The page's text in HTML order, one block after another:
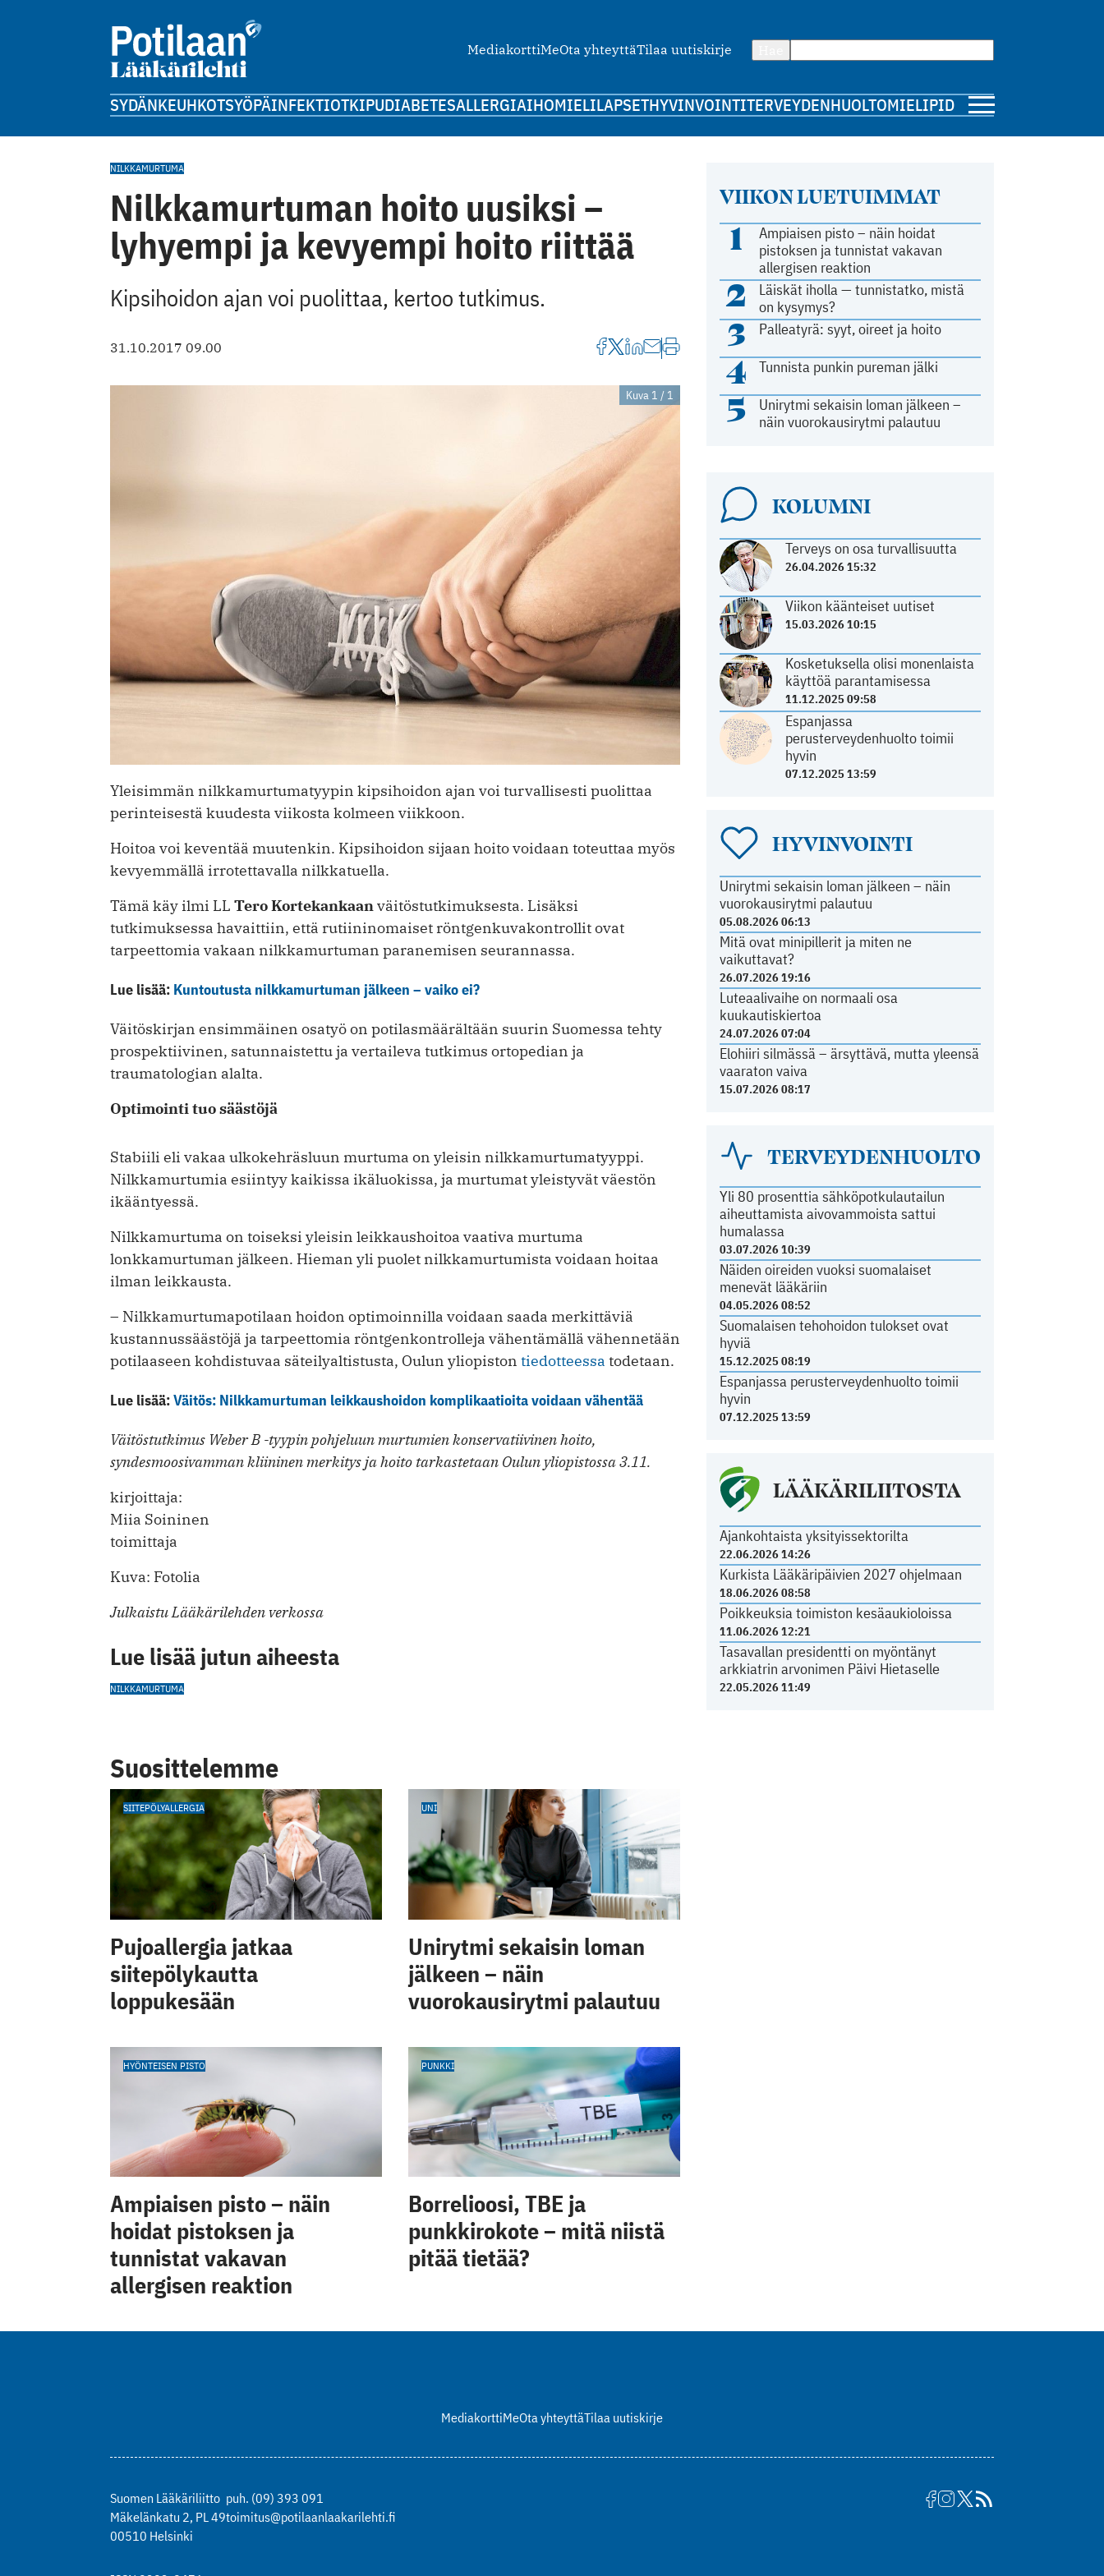
MediakorttiMeOta yhteyttäTilaa uutiskirje
SYDÄNKEUHKOTSYÖPÄINFEKTIOTKIPUDIABETESALLERGIAIHOMIELILAPSETHYVINVOINTITERVEYDENHUOLTOMIELIPIDE
VIIKON LUETUIMMAT
1
Ampiaisen pisto – näin hoidat
pistoksen ja tunnistat vakavan
allergisen reaktion
2
Läiskät iholla — tunnistatko, mistä
on kysymys?
3 Palleatyrä: syyt, oireet ja hoito
4 Tunnista punkin pureman jälki
5
Unirytmi sekaisin loman jälkeen –
näin vuorokausirytmi palautuu
KOLUMNI
Terveys on osa turvallisuutta
26.04.2026 15:32
Viikon käänteiset uutiset
15.03.2026 10:15
Kosketuksella olisi monenlaista
käyttöä parantamisessa
11.12.2025 09:58
Espanjassa
perusterveydenhuolto toimii
hyvin
07.12.2025 13:59
HYVINVOINTI
Unirytmi sekaisin loman jälkeen – näin
vuorokausirytmi palautuu
05.08.2026 06:13
Mitä ovat minipillerit ja miten ne
vaikuttavat?
26.07.2026 19:16
Luteaalivaihe on normaali osa
kuukautiskiertoa
24.07.2026 07:04
Elohiiri silmässä – ärsyttävä, mutta yleensä
vaaraton vaiva
15.07.2026 08:17
TERVEYDENHUOLTO
Yli 80 prosenttia sähköpotkulautailun
aiheuttamista aivovammoista sattui
humalassa
03.07.2026 10:39
Näiden oireiden vuoksi suomalaiset
menevät lääkäriin
04.05.2026 08:52
Suomalaisen tehohoidon tulokset ovat
hyviä
15.12.2025 08:19
Espanjassa perusterveydenhuolto toimii
hyvin
07.12.2025 13:59
LÄÄKÄRILIITOSTA
Ajankohtaista yksityissektorilta
22.06.2026 14:26
Kurkista Lääkäripäivien 2027 ohjelmaan
18.06.2026 08:58
Poikkeuksia toimiston kesäaukioloissa
11.06.2026 12:21
Tasavallan presidentti on myöntänyt
arkkiatrin arvonimen Päivi Hietaselle
22.05.2026 11:49
NILKKAMURTUMA
Nilkkamurtuman hoito uusiksi –
lyhyempi ja kevyempi hoito riittää
Kipsihoidon ajan voi puolittaa, kertoo tutkimus.
31.10.2017 09.00
Kuva 1 / 1
Yleisimmän nilkkamurtumatyypin kipsihoidon ajan voi turvallisesti puolittaa
perinteisestä kuudesta viikosta kolmeen viikkoon.
Hoitoa voi keventää muutenkin. Kipsihoidon sijaan hoito voidaan toteuttaa myös
kevyemmällä irrotettavalla nilkkatuella.
Tämä käy ilmi LL Tero Kortekankaanväitöstutkimuksesta. Lisäksi
tutkimuksessa havaittiin, että rutiininomaiset röntgenkuvakontrollit ovat
tarpeettomia vakaan nilkkamurtuman paranemisen seurannassa.
Lue lisää: Kuntoutusta nilkkamurtuman jälkeen – vaiko ei?
Väitöskirjan ensimmäinen osatyö on potilasmäärältään suurin Suomessa tehty
prospektiivinen, satunnaistettu ja vertaileva tutkimus ortopedian ja
traumatologian alalta.
Optimointi tuo säästöjä
Stabiili eli vakaa ulkokehräsluun murtuma on yleisin nilkkamurtumatyyppi.
Nilkkamurtumia esiintyy kaikissa ikäluokissa, ja murtumat yleistyvät väestön
ikääntyessä.
Nilkkamurtuma on toiseksi yleisin leikkaushoitoa vaativa murtuma
lonkkamurtuman jälkeen. Hieman yli puolet nilkkamurtumista voidaan hoitaa
ilman leikkausta.
– Nilkkamurtumapotilaan hoidon optimoinnilla voidaan saada merkittäviä
kustannussäästöjä ja tarpeettomia röntgenkontrolleja vähentämällä vähennetään
potilaaseen kohdistuvaa säteilyaltistusta, Oulun yliopiston tiedotteessa todetaan.
Lue lisää:Väitös: Nilkkamurtuman leikkaushoidon komplikaatioita voidaan vähentää
Väitöstutkimus Weber B -tyypin pohjeluun murtumien konservatiivinen hoito,
syndesmoosivamman kliininen merkitys ja hoito tarkastetaan Oulun yliopistossa 3.11.
kirjoittaja:
Miia Soininen
toimittaja
Kuva: Fotolia
Julkaistu Lääkärilehden verkossa
Lue lisää jutun aiheesta
NILKKAMURTUMA
Suosittelemme
SIITEPÖLYALLERGIA
Pujoallergia jatkaa
siitepölykautta
loppukesään
UNI
Unirytmi sekaisin loman
jälkeen – näin
vuorokausirytmi palautuu
HYÖNTEISEN PISTO
Ampiaisen pisto – näin
hoidat pistoksen ja
tunnistat vakavan
allergisen reaktion
PUNKKI
Borrelioosi, TBE ja
punkkirokote – mitä niistä
pitää tietää?
MediakorttiMeOta yhteyttäTilaa uutiskirje
Suomen Lääkäriliitto
Mäkelänkatu 2, PL 49
00510 Helsinki
puh. (09) 393 091
toimitus@potilaanlaakarilehti.fi